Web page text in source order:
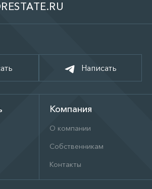
Написать
Компания
О компании
Собственникам
Контакты